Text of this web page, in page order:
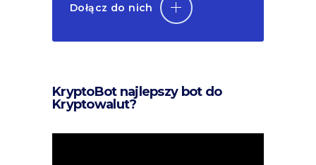
Dołącz do nich
KryptoBot najlepszy bot do
Kryptowalut?